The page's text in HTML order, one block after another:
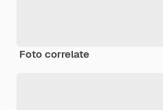
Foto correlate